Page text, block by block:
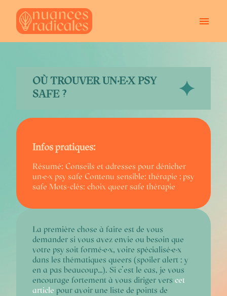
BLOG
OÙ TROUVER UN·E·X PSY
SAFE ?
Infos pratiques:
Résumé: Conseils et adresses pour dénicher
un·e·x psy safe Contenu sensible: thérapie ; psy
safe Mots-clés: choix queer safe thérapie
La première chose à faire est de vous
demander si vous avez envie ou besoin que
votre psy soit formé·e·x, voire spécialisé·e·x
dans les thématiques queers (spoiler alert : y
en a pas beaucoup…). Si c’est le cas, je vous
encourage fortement à vous diriger vers cet
article pour avoir une liste de points de